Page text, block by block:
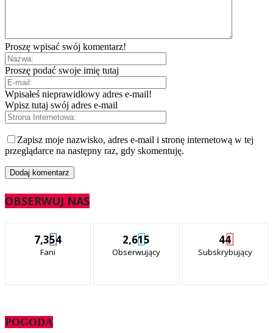
Proszę wpisać swój komentarz!
Proszę podać swoje imię tutaj
Wpisałeś nieprawidłowy adres e-mail!
Wpisz tutaj swój adres e-mail
Zapisz moje nazwisko, adres e-mail i stronę internetową w tej
przeglądarce na następny raz, gdy skomentuję.
OBSERWUJ NAS
7,354
Fani
2,615
Obserwujący
44
Subskrybujący
POGODA